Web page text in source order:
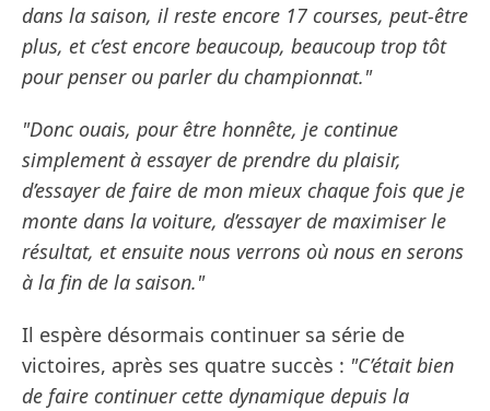
dans la saison, il reste encore 17 courses, peut-être
plus, et c’est encore beaucoup, beaucoup trop tôt
pour penser ou parler du championnat."
"Donc ouais, pour être honnête, je continue
simplement à essayer de prendre du plaisir,
d’essayer de faire de mon mieux chaque fois que je
monte dans la voiture, d’essayer de maximiser le
résultat, et ensuite nous verrons où nous en serons
à la fin de la saison."
Il espère désormais continuer sa série de
victoires, après ses quatre succès : "C’était bien
de faire continuer cette dynamique depuis la